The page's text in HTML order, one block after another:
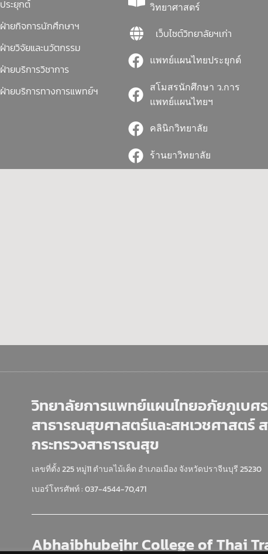
ประยุกต์
ฝ่ายกิจการนักศึกษาฯ
ฝ่ายวิจัยและนวัตกรรม
ฝ่ายบริการวิชาการ
ฝ่ายบริการทางการแพทย์ฯ
วิทยาศาสตร์
เว็บไซต์วิทยาลัยฯเก่า
แพทย์แผนไทยประยุกต์
สโมสรนักศึกษา ว.การ
แพทย์แผนไทยฯ
คลินิกวิทยาลัย
ร้านยาวิทยาลัย
วิทยาลัยการแพทย์แผนไทยอภัยภูเบศ
สาธารณสุขศาสตร์และสหเวชศาสตร์
กระทรวงสาธารณสุข
เลขที่ตั้ง 225 หมู่11 ตำบลไม้เค็ด อำเภอเมือง จังหวัดปราจีนบุรี 25230
เบอร์โทรศัพท์ : 037-4544-70,471
Abhaibhubejhr College of Thai